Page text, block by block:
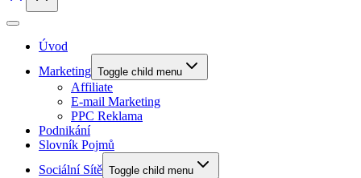
Úvod
Marketing Toggle child menu
Affiliate
E-mail Marketing
PPC Reklama
Podnikání
Slovník Pojmů
Sociální Sítě Toggle child menu